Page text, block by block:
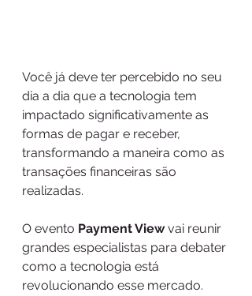
Você já deve ter percebido no seu
dia a dia que a tecnologia tem
impactado significativamente as
formas de pagar e receber,
transformando a maneira como as
transações financeiras são
realizadas.
O evento Payment View vai reunir
grandes especialistas para debater
como a tecnologia está
revolucionando esse mercado.